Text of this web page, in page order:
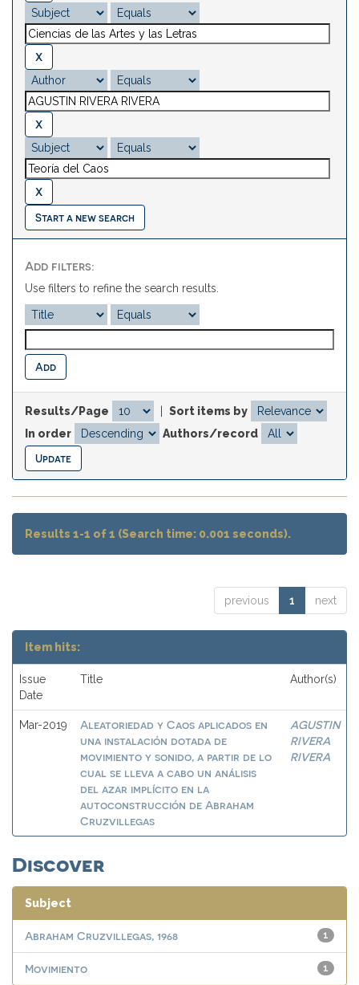
Start a new search
Add filters:
Use filters to refine the search results.
Results/Page
Sort items by
In order
Authors/record
Results 1-1 of 1 (Search time: 0.001 seconds).
previous 1 next
Item hits:
Issue
Date
Title Author(s)
Mar-2019
Aleatoriedad y Caos aplicados en
una instalación dotada de
movimiento y sonido, a partir de lo
cual se lleva a cabo un análisis
del azar implícito en la
autoconstrucción de Abraham
Cruzvillegas
AGUSTIN
RIVERA
RIVERA
Discover
Subject
1
Abraham Cruzvillegas, 1968
1
Movimiento